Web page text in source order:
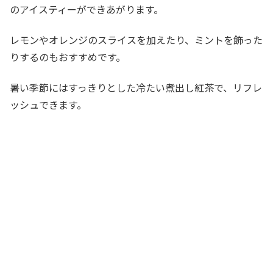
のアイスティーができあがります。
レモンやオレンジのスライスを加えたり、ミントを飾った
りするのもおすすめです。
暑い季節にはすっきりとした冷たい煮出し紅茶で、リフレ
ッシュできます。